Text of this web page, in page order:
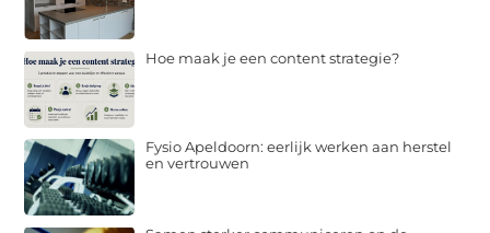
Hoe maak je een content strategie?
Fysio Apeldoorn: eerlijk werken aan herstel
en vertrouwen